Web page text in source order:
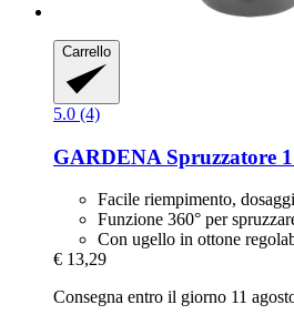
Carrello
5.0 (4)
GARDENA Spruzzatore
Facile riempimento,
Funzione 360° per
Con ugello in ottone
€ 13,29
Consegna entro il giorno 11